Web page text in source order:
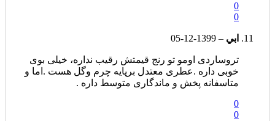
0
0
ابي –
1399-12-05
تروساردی اومو تو رنج قیمتش رقیب نداره، خیلی بوی
خوبی داره .عطری معتدل برپایه چرم وگل هست .اما و
متاسفانه پخش و ماندگاری متوسط داره .
0
0